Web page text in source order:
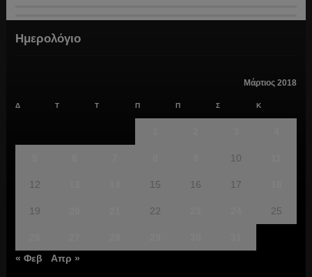
Ημερολόγιο
Μάρτιος 2018
Δ Τ Τ Π Π Σ Κ
10
12 15 16 17
19 22 25
« Φεβ
Απρ »